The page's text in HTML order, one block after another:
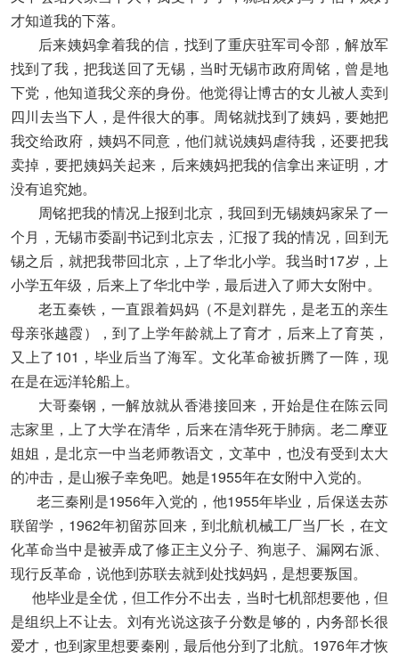
才知道我的下落。
后来姨妈拿着我的信，找到了重庆驻军司令部，解放军
找到了我，把我送回了无锡，当时无锡市政府周铭，曾是地
下党，他知道我父亲的身份。他觉得让博古的女儿被人卖到
四川去当下人，是件很大的事。周铭就找到了姨妈，要她把
我交给政府，姨妈不同意，他们就说姨妈虐待我，还要把我
卖掉，要把姨妈关起来，后来姨妈把我的信拿出来证明，才
没有追究她。
周铭把我的情况上报到北京，我回到无锡姨妈家呆了一
个月，无锡市委副书记到北京去，汇报了我的情况，回到无
锡之后，就把我带回北京，上了华北小学。我当时17岁，上
小学五年级，后来上了华北中学，最后进入了师大女附中。
老五秦铁，一直跟着妈妈（不是刘群先，是老五的亲生
母亲张越霞），到了上学年龄就上了育才，后来上了育英，
又上了101，毕业后当了海军。文化革命被折腾了一阵，现
在是在远洋轮船上。
大哥秦钢，一解放就从香港接回来，开始是住在陈云同
志家里，上了大学在清华，后来在清华死于肺病。老二摩亚
姐姐，是北京一中当老师教语文，文革中，也没有受到太大
的冲击，是山猴子幸免吧。她是1955年在女附中入党的。
老三秦刚是1956年入党的，他1955年毕业，后保送去苏
联留学，1962年初留苏回来，到北航机械工厂当厂长，在文
化革命当中是被弄成了修正主义分子、狗崽子、漏网右派、
现行反革命，说他到苏联去就到处找妈妈，是想要叛国。
他毕业是全优，但工作分不出去，当时七机部想要他，但
是组织上不让去。刘有光说这孩子分数是够的，内务部长很
爱才，也到家里想要秦刚，最后他分到了北航。1976年才恢